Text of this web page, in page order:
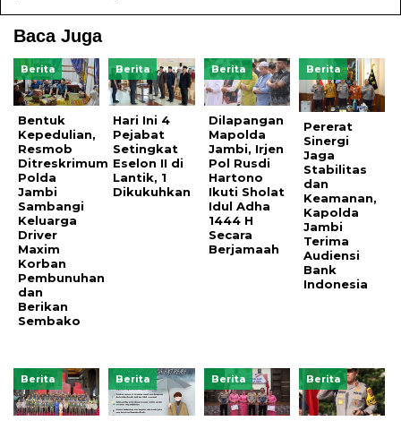
Baca Juga
Berita
Bentuk
Kepedulian,
Resmob
Ditreskrimum
Polda
Jambi
Sambangi
Keluarga
Driver
Maxim
Korban
Pembunuhan
dan
Berikan
Sembako
Berita
Hari Ini 4
Pejabat
Setingkat
Eselon II di
Lantik, 1
Dikukuhkan
Berita
Dilapangan
Mapolda
Jambi, Irjen
Pol Rusdi
Hartono
Ikuti Sholat
Idul Adha
1444 H
Secara
Berjamaah
Berita
Pererat
Sinergi
Jaga
Stabilitas
dan
Keamanan,
Kapolda
Jambi
Terima
Audiensi
Bank
Indonesia
Berita Berita Berita Berita